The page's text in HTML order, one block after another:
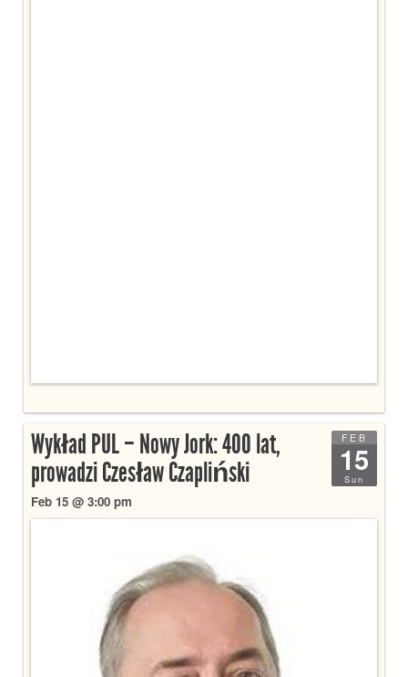
FEB
15
Sun
Wykład PUL – Nowy Jork: 400 lat,
prowadzi Czesław Czapliński
Feb 15 @ 3:00 pm